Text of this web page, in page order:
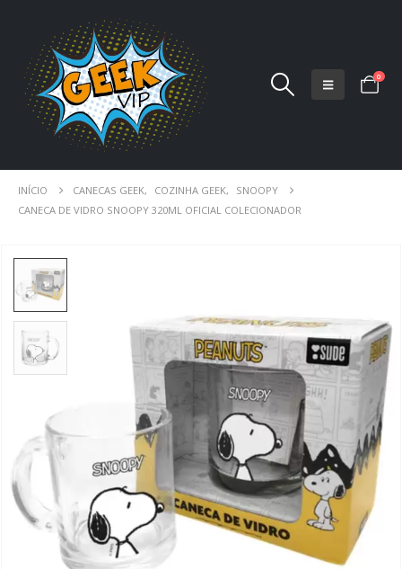
0
INÍCIO CANECAS GEEK, COZINHA GEEK,
SNOOPY
CANECA DE VIDRO SNOOPY 320ML OFICIAL COLECIONADOR